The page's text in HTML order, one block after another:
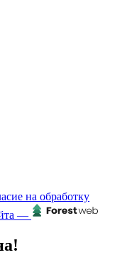
на обработку
—